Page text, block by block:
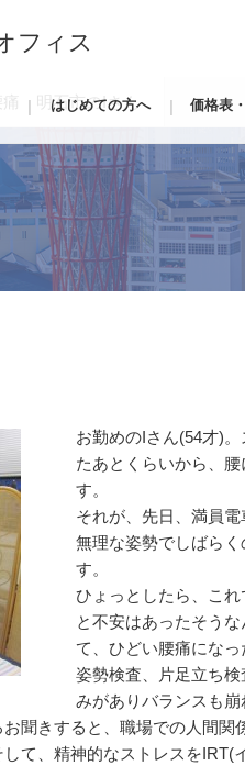
フィス
はじめての方へ 価格表
痛 明石市のIさん
お勤めのIさん(54才)。
たあとくらいから、腰
す。
それが、先日、満員電
無理な姿勢でしばらく
す。
ひょっとしたら、これ
と不安はあったそうな
て、ひどい腰痛になっ
姿勢検査、片足立ち検
みがありバランスも崩
きすると、職場での人間関
て、精神的なストレスを